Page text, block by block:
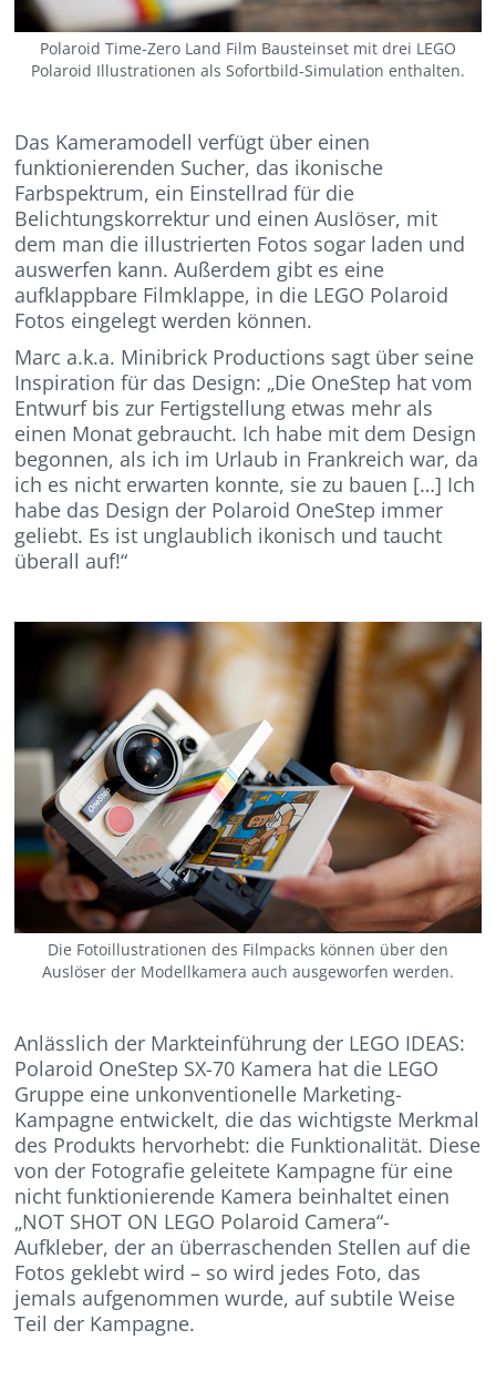
Polaroid Time-Zero Land Film Bausteinset mit drei LEGO
Polaroid Illustrationen als Sofortbild-Simulation enthalten.
Das Kameramodell verfügt über einen
funktionierenden Sucher, das ikonische
Farbspektrum, ein Einstellrad für die
Belichtungskorrektur und einen Auslöser, mit
dem man die illustrierten Fotos sogar laden und
auswerfen kann. Außerdem gibt es eine
aufklappbare Filmklappe, in die LEGO Polaroid
Fotos eingelegt werden können.
Marc a.k.a. Minibrick Productions sagt über seine
Inspiration für das Design: „Die OneStep hat vom
Entwurf bis zur Fertigstellung etwas mehr als
einen Monat gebraucht. Ich habe mit dem Design
begonnen, als ich im Urlaub in Frankreich war, da
ich es nicht erwarten konnte, sie zu bauen […] Ich
habe das Design der Polaroid OneStep immer
geliebt. Es ist unglaublich ikonisch und taucht
überall auf!“
Die Fotoillustrationen des Filmpacks können über den
Auslöser der Modellkamera auch ausgeworfen werden.
Anlässlich der Markteinführung der LEGO IDEAS:
Polaroid OneStep SX-70 Kamera hat die LEGO
Gruppe eine unkonventionelle Marketing-
Kampagne entwickelt, die das wichtigste Merkmal
des Produkts hervorhebt: die Funktionalität. Diese
von der Fotografie geleitete Kampagne für eine
nicht funktionierende Kamera beinhaltet einen
„NOT SHOT ON LEGO Polaroid Camera“-
Aufkleber, der an überraschenden Stellen auf die
Fotos geklebt wird – so wird jedes Foto, das
jemals aufgenommen wurde, auf subtile Weise
Teil der Kampagne.